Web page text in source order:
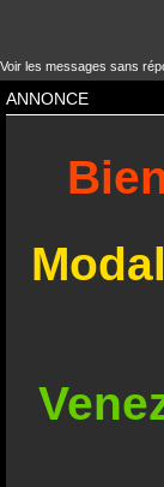
Voir les messages sans
ANNONCE